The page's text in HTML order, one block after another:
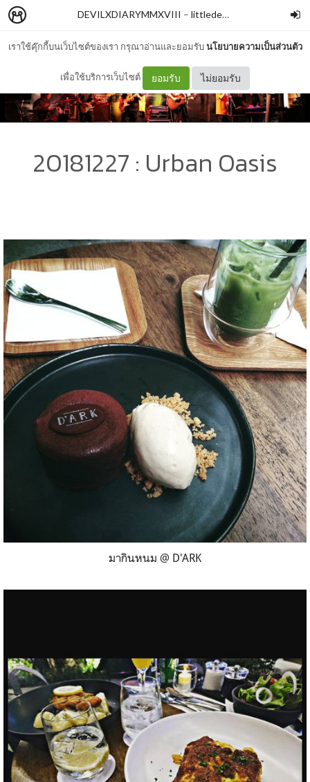
เราใช้คุ๊กกี้บนเว็บไซต์ของเรา กรุณาอ่านและยอมรับนโยบายความเป็นส่วนตัว
เพื่อใช้บริการเว็บไซต์ ยอมรับ ไม่ยอมรับ
DEVILXDIARYMMXVIII – littledevilxxx
20181227 : Urban Oasis
มากินหนม @ D'ARK